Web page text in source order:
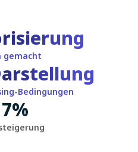
gemacht
Bedingungen
%